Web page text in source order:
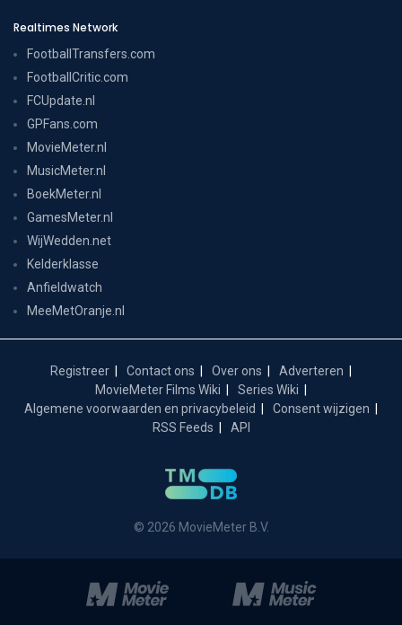
Realtimes Network
FootballTransfers.com
FootballCritic.com
FCUpdate.nl
GPFans.com
MovieMeter.nl
MusicMeter.nl
BoekMeter.nl
GamesMeter.nl
WijWedden.net
Kelderklasse
Anfieldwatch
MeeMetOranje.nl
Registreer Contact ons Over ons
Adverteren
MovieMeter Films Wiki
Series Wiki
Algemene voorwaarden en privacybeleid
Consent wijzigen
RSS Feeds
API
© 2026 MovieMeter B.V.